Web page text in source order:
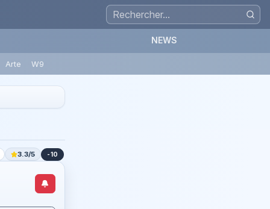
NEWS
Arte W9
3.3/5 -10